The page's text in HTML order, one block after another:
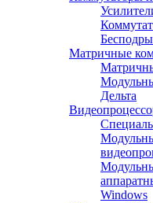
Матричные
Дельта
Windows